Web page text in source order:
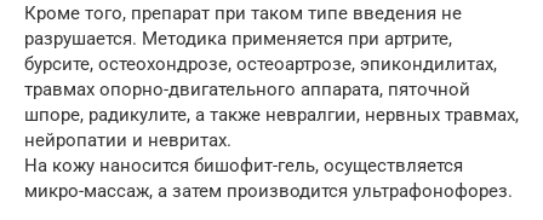
Кроме того, препарат при таком типе введения не
разрушается. Методика применяется при артрите,
бурсите, остеохондрозе, остеоартрозе, эпикондилитах,
травмах опорно-двигательного аппарата, пяточной
шпоре, радикулите, а также невралгии, нервных травмах,
нейропатии и невритах.
На кожу наносится бишофит-гель, осуществляется
микро-массаж, а затем производится ультрафонофорез.